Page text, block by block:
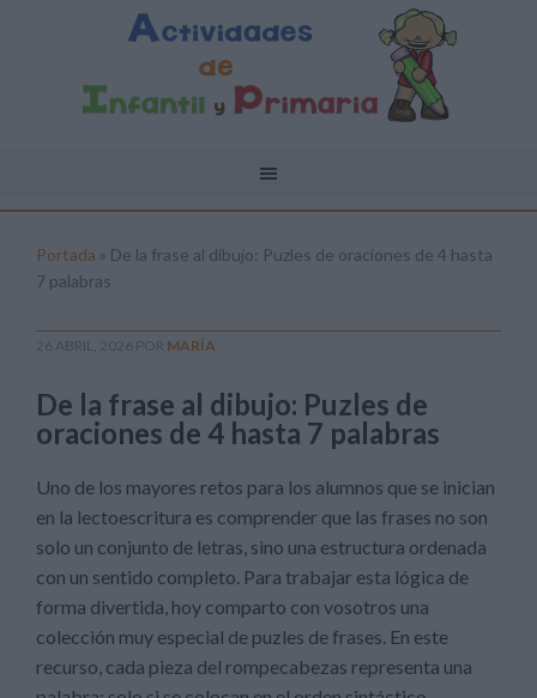
Portada » De la frase al dibujo: Puzles de oraciones de 4 hasta
7 palabras
26 ABRIL, 2026 POR MARÍA
De la frase al dibujo: Puzles de
oraciones de 4 hasta 7 palabras
Uno de los mayores retos para los alumnos que se inician
en la lectoescritura es comprender que las frases no son
solo un conjunto de letras, sino una estructura ordenada
con un sentido completo. Para trabajar esta lógica de
forma divertida, hoy comparto con vosotros una
colección muy especial de puzles de frases. En este
recurso, cada pieza del rompecabezas representa una